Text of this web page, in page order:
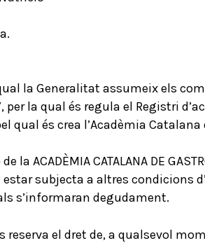
la Generalitat assumeix els
per la qual és regula el Registri
qual és crea l’Acadèmia
ACADÈMIA CATALANA DE
subjecta a altres condicions
s’informaran degudament.
es reserva el dret de, a